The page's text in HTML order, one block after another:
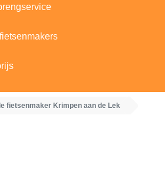
fietsenmaker Krimpen aan de Lek